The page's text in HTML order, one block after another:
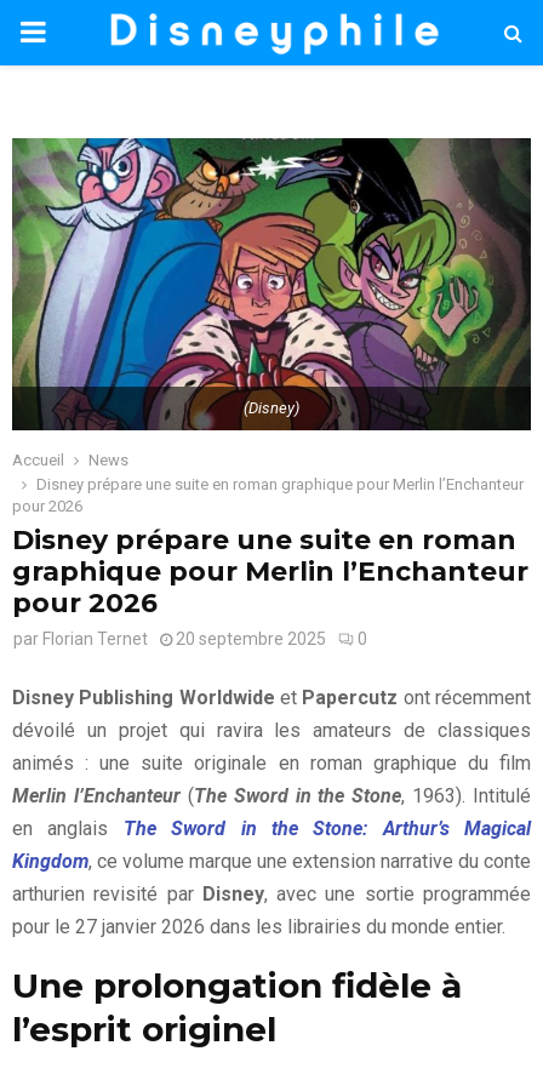
PRIMARY
(Disney)
Accueil
News
Disney prépare une suite en roman graphique pour Merlin l’Enchanteur
pour 2026
Disney prépare une suite en roman
graphique pour Merlin l’Enchanteur
pour 2026
par Florian Ternet 20 septembre 2025 0
Disney Publishing Worldwide et Papercutz ont récemment
dévoilé un projet qui ravira les amateurs de classiques
animés : une suite originale en roman graphique du film
Merlin l’Enchanteur(The Sword in the Stone, 1963). Intitulé
en anglais The Sword in the Stone: Arthur’s Magical
Kingdom, ce volume marque une extension narrative du conte
arthurien revisité par Disney, avec une sortie programmée
pour le 27 janvier 2026 dans les librairies du monde entier.
Une prolongation fidèle à
l’esprit originel